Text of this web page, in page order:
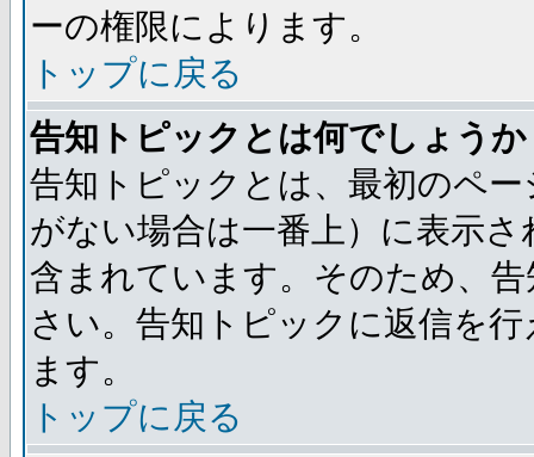
ーの権限によります。
トップに戻る
告知トピックとは何でしょうか
告知トピックとは、最初のペ
がない場合は一番上）に表示
含まれています。そのため、
さい。告知トピックに返信を
ます。
トップに戻る